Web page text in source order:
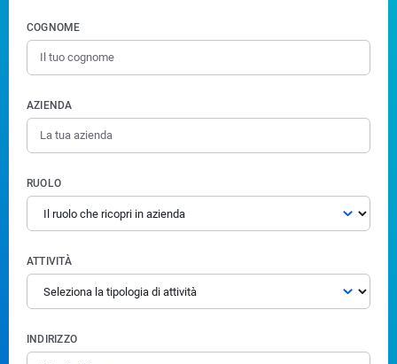
COGNOME
AZIENDA
RUOLO
ATTIVITÀ
INDIRIZZO